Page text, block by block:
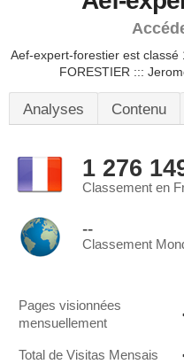
Aef-expert-forestier est classé
FORESTIER :::
Analyses Contenu
1 276
Classement en
--
Classement
Pages visionnées
mensuellement
Total de Visitas Mensais